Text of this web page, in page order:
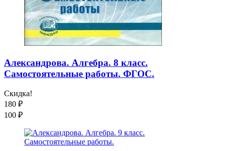
Александрова. Алгебра. 8 класс.
Самостоятельные работы. ФГОС.
Скидка!
180 ₽
100 ₽